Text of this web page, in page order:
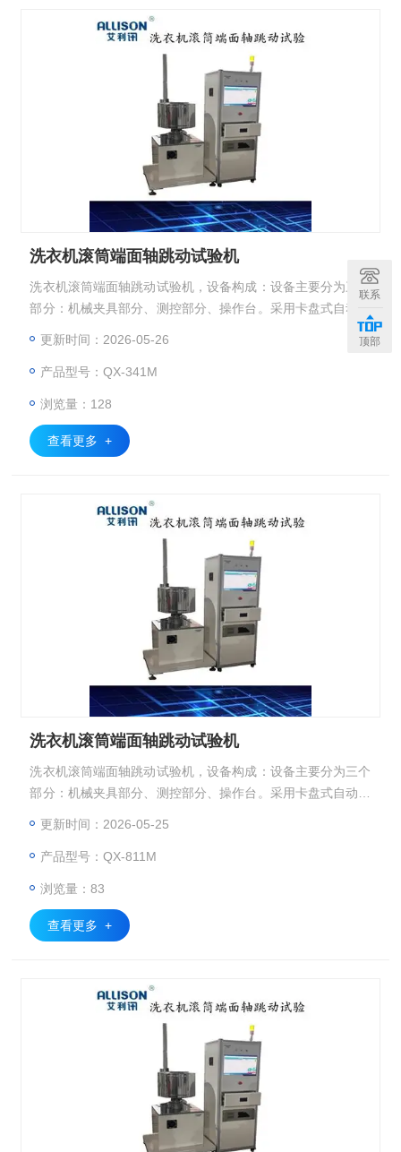
洗衣机滚筒端面轴跳动试验机
洗衣机滚筒端面轴跳动试验机，设备构成：设备主要分为三个
部分：机械夹具部分、测控部分、操作台。采用卡盘式自动快
速紧固方式，且定位牢固。参数设置：可设置电机转速（高转
速1800r/min），运行时间；测量高度；测量距离、跳动合格
判定值等。实时显示功能：位移、转速数据采集，2D波形数
醒系统，可自动
更新时间：2026-05-26
产品型号：QX-341M
浏览量：128
查看更多 +
洗衣机滚筒端面轴跳动试验机
洗衣机滚筒端面轴跳动试验机，设备构成：设备主要分为三个
部分：机械夹具部分、测控部分、操作台。采用卡盘式自动快
判定值等。实时显示功能：位移、转速数据采集，2D波形数
醒系统，可自动
更新时间：2026-05-25
产品型号：QX-811M
浏览量：83
查看更多 +
联系
顶部